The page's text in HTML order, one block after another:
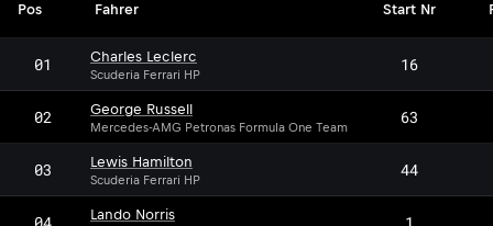
Pos Fahrer Start Nr
01 Charles Leclerc
Scuderia Ferrari HP 16
02 George Russell
Mercedes-AMG Petronas Formula One Team 63
03 Lewis Hamilton
Scuderia Ferrari HP 44
Lando Norris